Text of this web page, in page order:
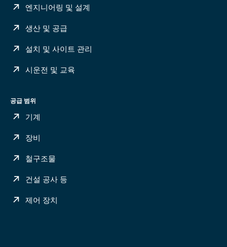
엔지니어링 및 설계
생산 및 공급
설치 및 사이트 관리
시운전 및 교육
공급 범위
기계
장비
철구조물
건설 공사 등
제어 장치